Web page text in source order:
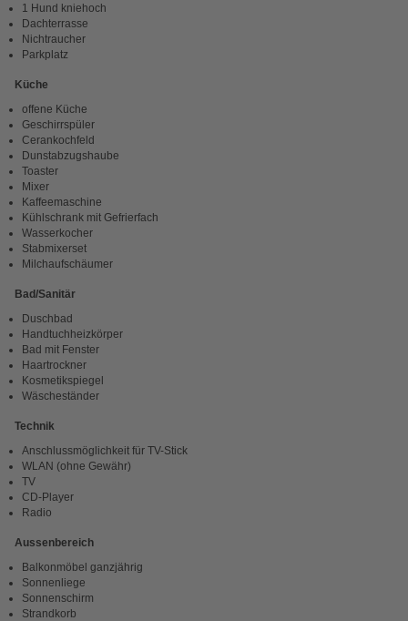
1 Hund kniehoch
Dachterrasse
Nichtraucher
Parkplatz
Küche
offene Küche
Geschirrspüler
Cerankochfeld
Dunstabzugshaube
Toaster
Mixer
Kaffeemaschine
Kühlschrank mit Gefrierfach
Wasserkocher
Stabmixerset
Milchaufschäumer
Bad/Sanitär
Duschbad
Handtuchheizkörper
Bad mit Fenster
Haartrockner
Kosmetikspiegel
Wäscheständer
Technik
Anschlussmöglichkeit für TV-Stick
WLAN (ohne Gewähr)
TV
CD-Player
Radio
Aussenbereich
Balkonmöbel ganzjährig
Sonnenliege
Sonnenschirm
Strandkorb